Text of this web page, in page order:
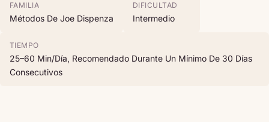
FAMILIA
Métodos De Joe Dispenza
DIFICULTAD
Intermedio
TIEMPO
25–60 Min/día, Recomendado Durante Un Mínimo De 30 Días
Consecutivos